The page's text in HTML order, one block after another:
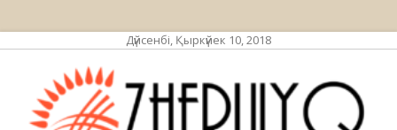
Дүйсенбі, Қыркүйек 10, 2018